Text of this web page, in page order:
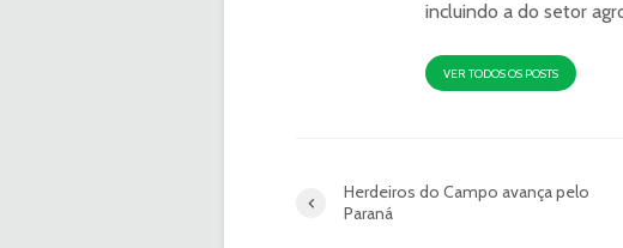
incluindo a do setor
VER TODOS OS POSTS
Herdeiros do Campo avança pelo
Paraná